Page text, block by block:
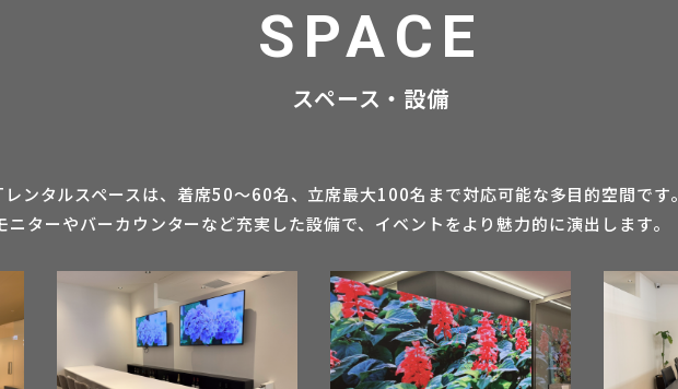
SPACE
スペース・設備
レンタルスペースは、着席50〜60名、立席最大100名まで対応可能な多目的空間です。
ニターやバーカウンターなど充実した設備で、イベントをより魅力的に演出します。